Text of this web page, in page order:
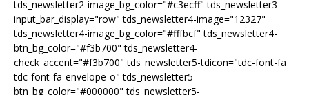
tds_newsletter2-image_bg_color="#c3ecff" tds_newsletter3-
input_bar_display="row" tds_newsletter4-image="12327"
tds_newsletter4-image_bg_color="#fffbcf" tds_newsletter4-
btn_bg_color="#f3b700" tds_newsletter4-
check_accent="#f3b700" tds_newsletter5-tdicon="tdc-font-fa
tdc-font-fa-envelope-o" tds_newsletter5-
btn_bg_color="#000000" tds_newsletter5-